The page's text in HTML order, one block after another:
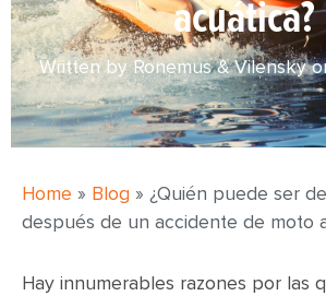
acuática?
Written by Ronemus & Vilensky
Home » Blog » ¿Quién puede ser
después de un accidente de moto
Hay innumerables razones por las